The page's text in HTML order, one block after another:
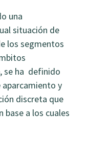
una
situación de
los segmentos
se ha definido
aparcamiento y
discreta que
a los cuales